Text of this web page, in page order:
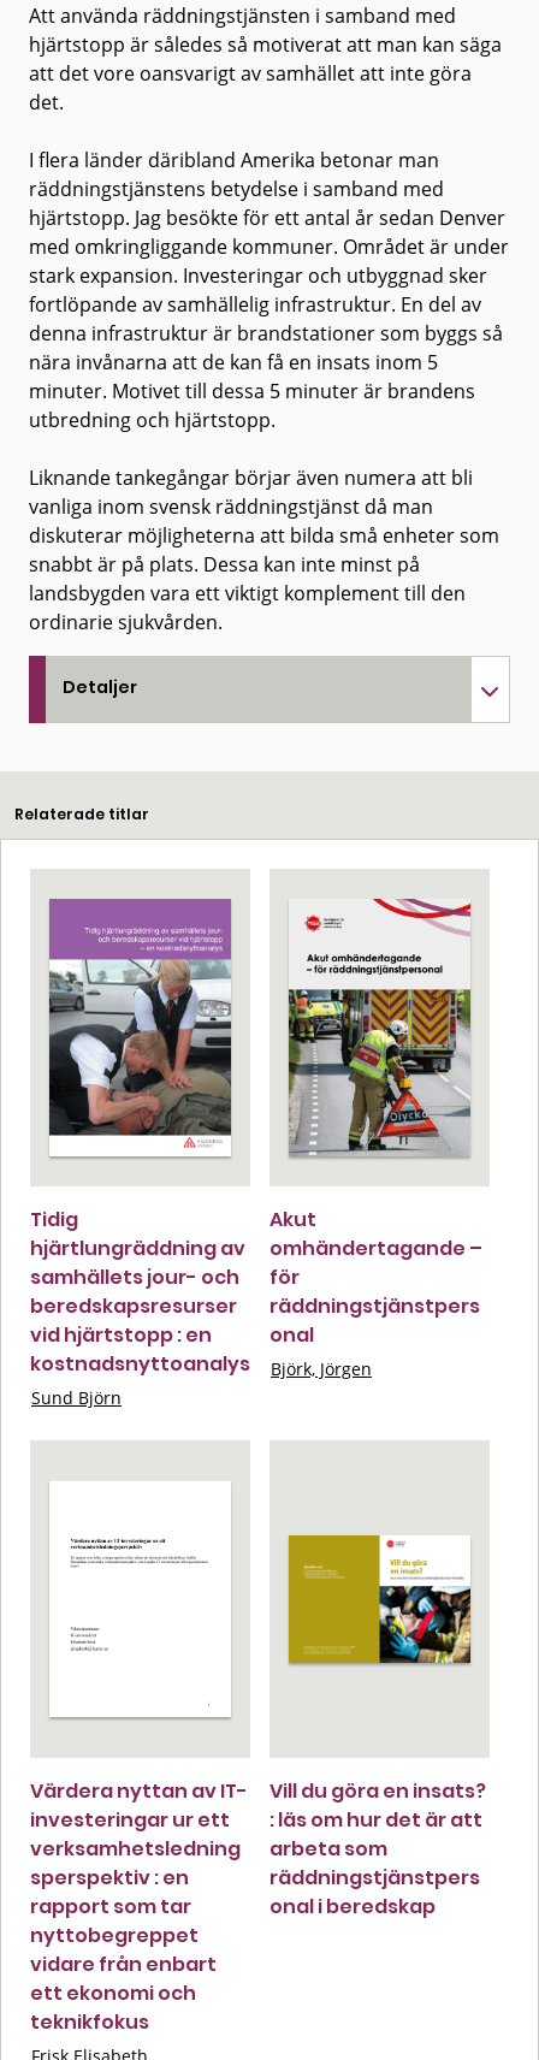
Att använda räddningstjänsten i samband med
hjärtstopp är således så motiverat att man kan säga
att det vore oansvarigt av samhället att inte göra
det.
I flera länder däribland Amerika betonar man
räddningstjänstens betydelse i samband med
hjärtstopp. Jag besökte för ett antal år sedan Denver
med omkringliggande kommuner. Området är under
stark expansion. Investeringar och utbyggnad sker
fortlöpande av samhällelig infrastruktur. En del av
denna infrastruktur är brandstationer som byggs så
nära invånarna att de kan få en insats inom 5
minuter. Motivet till dessa 5 minuter är brandens
utbredning och hjärtstopp.
Liknande tankegångar börjar även numera att bli
vanliga inom svensk räddningstjänst då man
diskuterar möjligheterna att bilda små enheter som
snabbt är på plats. Dessa kan inte minst på
landsbygden vara ett viktigt komplement till den
ordinarie sjukvården.
Detaljer
Relaterade titlar
Tidig
hjärtlungräddning av
samhällets jour- och
beredskapsresurser
vid hjärtstopp : en
kostnadsnyttoanalys
Sund Björn
Akut
omhändertagande –
för
räddningstjänstpers
onal
Björk, Jörgen
Värdera nyttan av IT-
investeringar ur ett
verksamhetsledning
sperspektiv : en
rapport som tar
nyttobegreppet
vidare från enbart
ett ekonomi och
teknikfokus
Vill du göra en insats?
: läs om hur det är att
arbeta som
räddningstjänstpers
onal i beredskap